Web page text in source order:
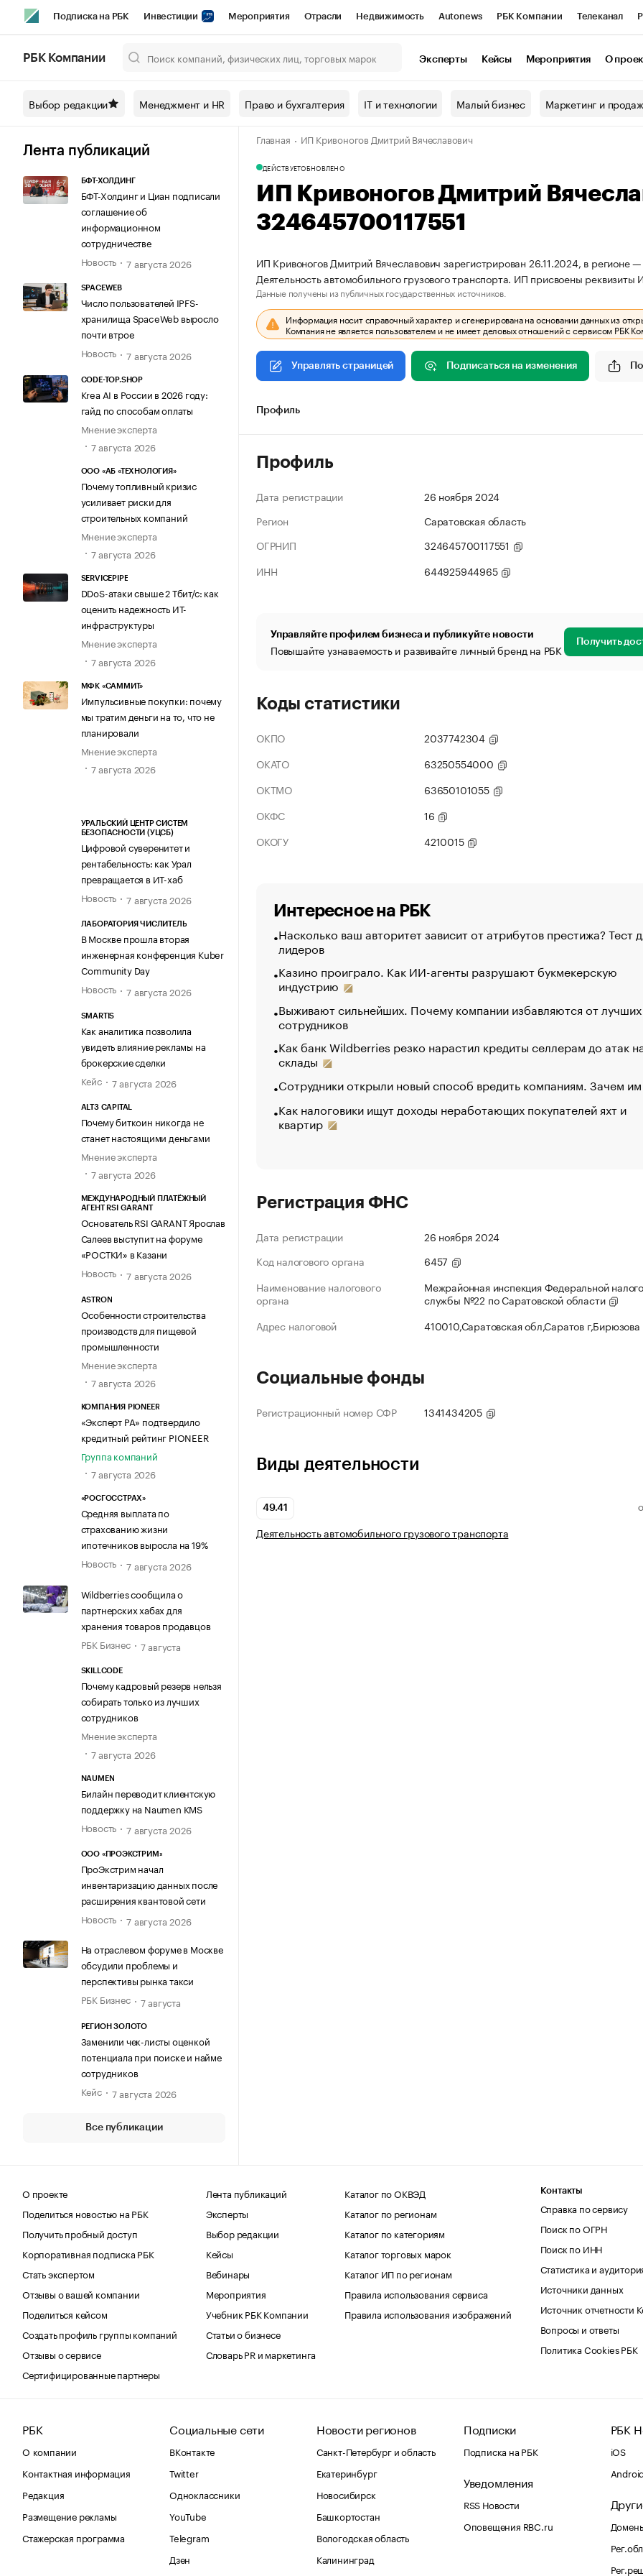
Подписка на РБК Инвестиции Мероприятия Отрасли Недвижимость Autonews РБК Компании Телеканал
Спецпроекты СПб Конференции СПб Спецпроекты Проверка контрагентов
Технологии и медиа Рынок наличной валюты
РБК Компании Эксперты Кейсы Мероприятия О
Выбор редакции Менеджмент и HR Право и бухгалтерия IT и технологии Малый бизнес Маркетинг и
Лента публикаций
БФТ-ХОЛДИНГ
БФТ-Холдинг и Циан подписали
соглашение об
информационном
сотрудничестве
Новость
7 августа 2026
SPACEWEB
Число пользователей IPFS-
хранилища SpaceWeb выросло
почти втрое
Новость
7 августа 2026
CODE-TOP.SHOP
Krea AI в России в 2026 году:
гайд по способам оплаты
Мнение эксперта
7 августа 2026
ООО «АБ «ТЕХНОЛОГИЯ»
Почему топливный кризис
усиливает риски для
строительных компаний
Мнение эксперта
7 августа 2026
SERVICEPIPE
DDoS-атаки свыше 2 Тбит/с: как
оценить надежность ИТ-
инфраструктуры
Мнение эксперта
7 августа 2026
МФК «САММИТ»
Импульсивные покупки: почему
мы тратим деньги на то, что не
планировали
Мнение эксперта
7 августа 2026
УРАЛЬСКИЙ ЦЕНТР СИСТЕМ
БЕЗОПАСНОСТИ (УЦСБ)
Цифровой суверенитет и
рентабельность: как Урал
превращается в ИТ-хаб
Новость
7 августа 2026
ЛАБОРАТОРИЯ ЧИСЛИТЕЛЬ
В Москве прошла вторая
инженерная конференция Kuber
Community Day
Новость
7 августа 2026
SMARTIS
Как аналитика позволила
увидеть влияние рекламы на
брокерские сделки
Кейс
7 августа 2026
ALT3 CAPITAL
Почему биткоин никогда не
станет настоящими деньгами
Мнение эксперта
7 августа 2026
МЕЖДУНАРОДНЫЙ ПЛАТЁЖНЫЙ
АГЕНТ RSI GARANT
Основатель RSI GARANT Ярослав
Салеев выступит на форуме
«РОСТКИ» в Казани
Новость
7 августа 2026
ASTRON
Особенности строительства
производств для пищевой
промышленности
Мнение эксперта
7 августа 2026
КОМПАНИЯ PIONEER
«Эксперт РА» подтвердило
кредитный рейтинг PIONEER
Группа компаний
7 августа 2026
«РОСГОССТРАХ»
Средняя выплата по
страхованию жизни
ипотечников выросла на 19%
Новость
7 августа 2026
Wildberries сообщила о
партнерских хабах для
хранения товаров продавцов
РБК Бизнес
7 августа
SKILLCODE
Почему кадровый резерв нельзя
собирать только из лучших
сотрудников
Мнение эксперта
7 августа 2026
NAUMEN
Билайн переводит клиентскую
поддержку на Naumen KMS
Новость
7 августа 2026
ООО «ПРОЭКСТРИМ»
ПроЭкстрим начал
инвентаризацию данных после
расширения квантовой сети
Новость
7 августа 2026
На отраслевом форуме в Москве
обсудили проблемы и
перспективы рынка такси
РБК Бизнес
7 августа
РЕГИОН ЗОЛОТО
Заменили чек-листы оценкой
потенциала при поиске и найме
сотрудников
Кейс
7 августа 2026
Все публикации
Главная ИП Кривоногов Дмитрий Вячеславович
ДЕЙСТВУЕТОБНОВЛЕНО
ИП Кривоногов Дмитрий
324645700117551
ИП Кривоногов Дмитрий Вячеславович зарегистрирован 26.11.2024, в регионе
Деятельность автомобильного грузового транспорта. ИП присвоены
Данные получены из публичных государственных источников.
Информация носит справочный характер и сгенерирована на основании данных из
Компания не является пользователем и не имеет деловых отношений с сервисом РБК
Управлять страницей Подписаться на изменения
Профиль
Профиль
Дата регистрации
26 ноября 2024
Регион
Саратовская область
ОГРНИП
324645700117551
ИНН
644925944965
Управляйте профилем бизнеса и публикуйте новости
Повышайте узнаваемость и развивайте личный бренд на РБК Получить
Коды статистики
ОКПО
2037742304
ОКАТО
63250554000
ОКТМО
63650101055
ОКФС
16
ОКОГУ
4210015
Интересное на РБК
Насколько ваш авторитет зависит от атрибутов престижа? Тест
лидеров
Казино проиграло. Как ИИ-агенты разрушают букмекерскую
индустрию
Выживают сильнейших. Почему компании избавляются от лучших
сотрудников
Как банк Wildberries резко нарастил кредиты селлерам до атак
склады
Сотрудники открыли новый способ вредить компаниям. Зачем
Как налоговики ищут доходы неработающих покупателей яхт и
квартир
Регистрация ФНС
Дата регистрации
26 ноября 2024
Код налогового органа
6457
Наименование налогового
органа
Межрайонная инспекция Федеральной
службы №22 по Саратовской области
Адрес налоговой
410010,Саратовская обл,Саратов г,Бирюзова
Социальные фонды
Регистрационный номер СФР 1341434205
Виды деятельности
49.41
Деятельность автомобильного грузового транспорта
О проекте
Поделиться новостью на РБК
Получить пробный доступ
Корпоративная подписка РБК
Стать экспертом
Отзывы о вашей компании
Поделиться кейсом
Создать профиль группы компаний
Отзывы о сервисе
Сертифицированные партнеры
Лента публикаций
Эксперты
Выбор редакции
Кейсы
Вебинары
Мероприятия
Учебник РБК Компании
Статьи о бизнесе
Словарь PR и маркетинга
Каталог по ОКВЭД
Каталог по регионам
Каталог по категориям
Каталог торговых марок
Каталог ИП по регионам
Правила использования сервиса
Правила использования изображений
Контакты
Справка по сервису
Поиск по ОГРН
Поиск по ИНН
Статистика и
Источники данных
Источник отчетности
Вопросы и ответы
Политика Cookies РБК
РБК
О компании
Контактная информация
Редакция
Размещение рекламы
Стажерская программа
Социальные сети
ВКонтакте
Twitter
Одноклассники
YouTube
Telegram
Дзен
Новости регионов
Санкт-Петербург и область
Екатеринбург
Новосибирск
Башкортостан
Вологодская область
Калининград
Подписки
Подписка на РБК
Уведомления
RSS Новости
Оповещения RBC.ru
РБК
iOS